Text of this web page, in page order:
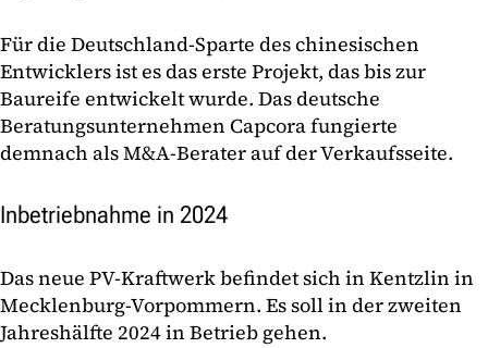
Für die Deutschland-Sparte des chinesischen
Entwicklers ist es das erste Projekt, das bis zur
Baureife entwickelt wurde. Das deutsche
Beratungsunternehmen Capcora fungierte
demnach als M&A-Berater auf der Verkaufsseite.
Inbetriebnahme in 2024
Das neue PV-Kraftwerk befindet sich in Kentzlin in
Mecklenburg-Vorpommern. Es soll in der zweiten
Jahreshälfte 2024 in Betrieb gehen.